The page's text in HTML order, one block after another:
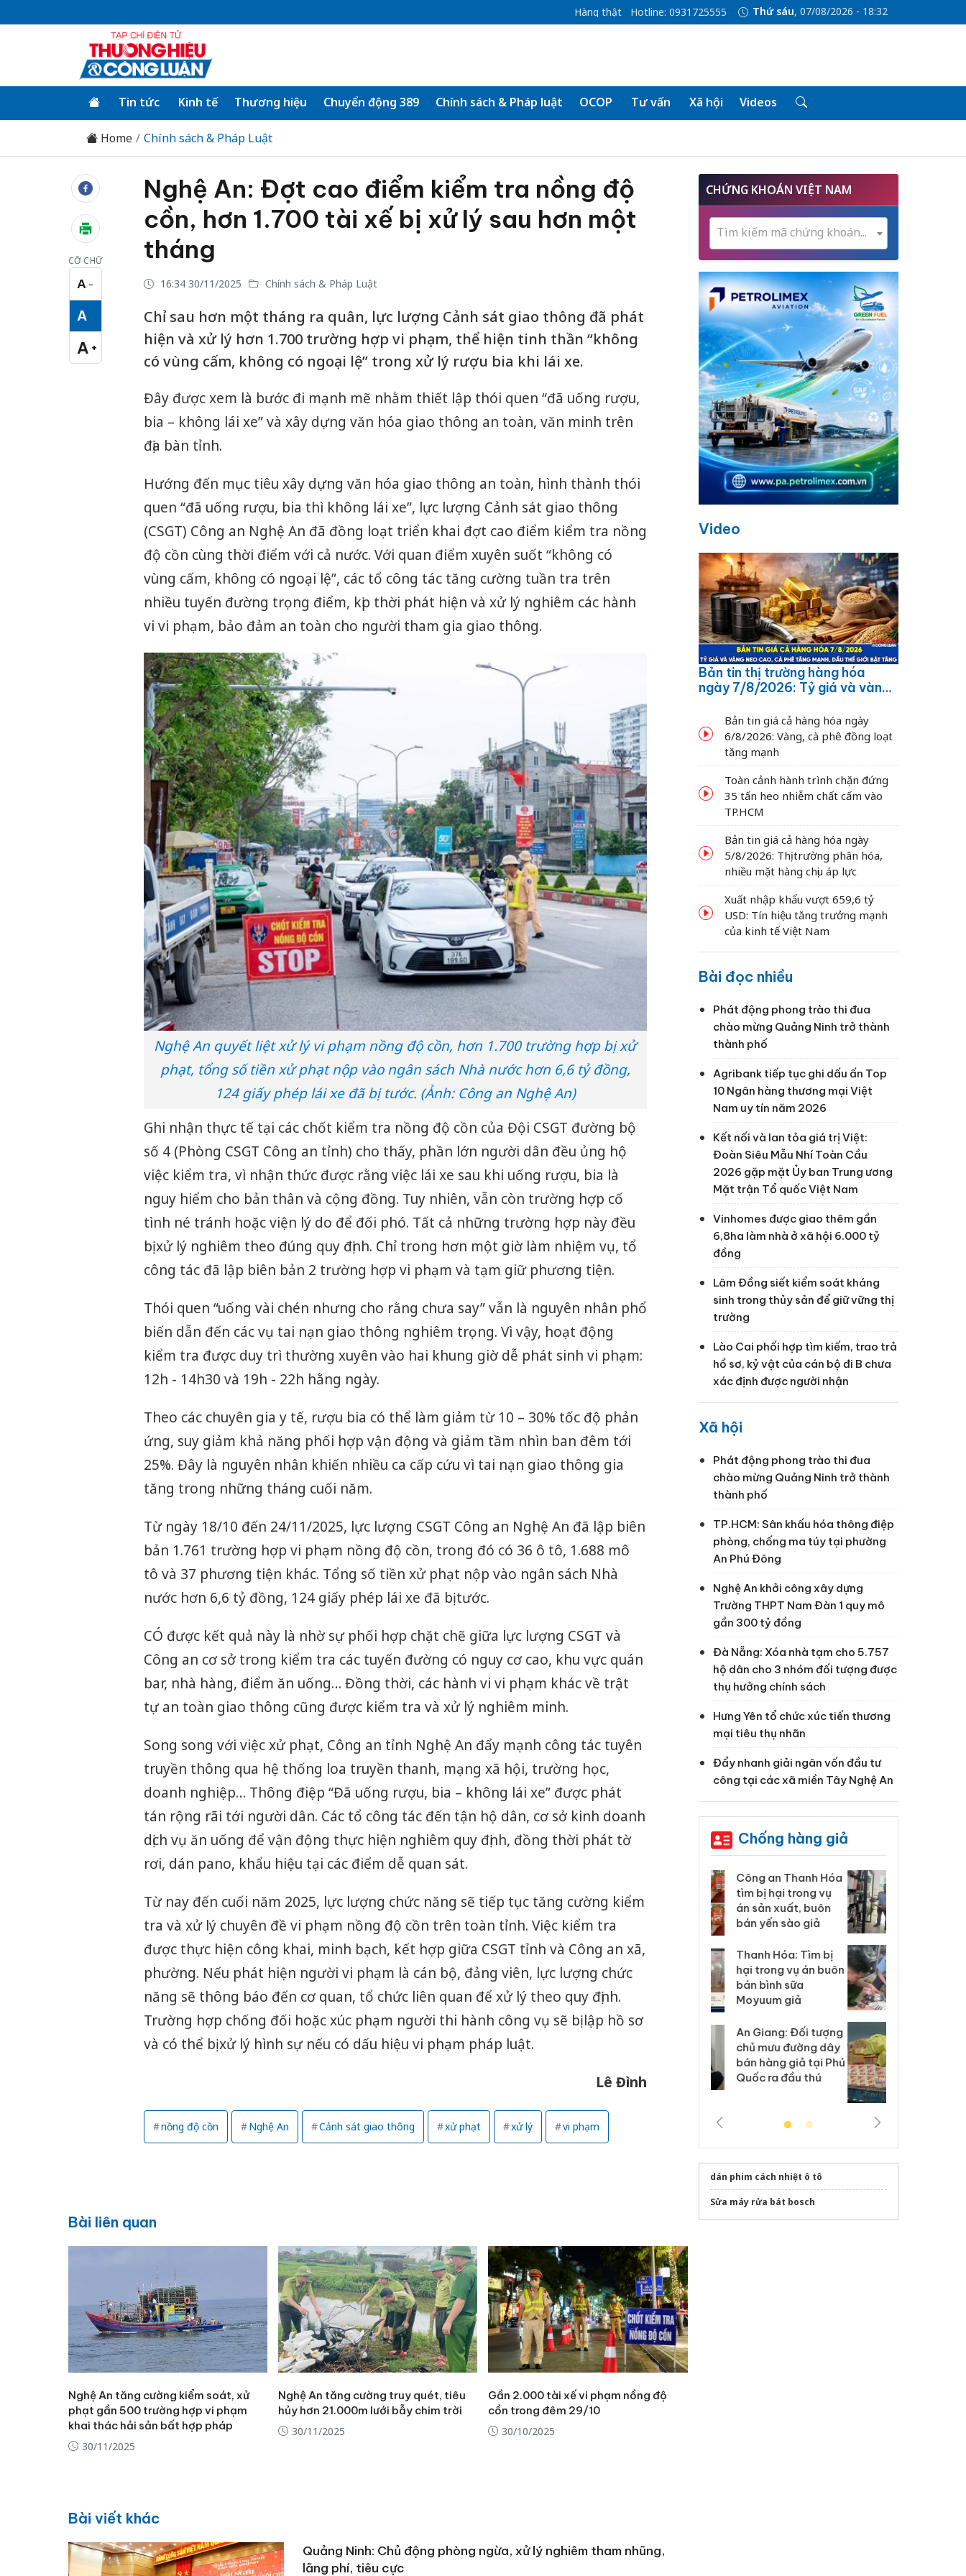
Hàng thật Hotline: 0931725555 Thứ sáu, 07/08/2026 - 18:32
Tin tức Kinh tế Thương hiệu Chuyển động 389 Chính sách & Pháp luật OCOP Tư vấn Xã hội Videos
Home Chính sách & Pháp Luật
CỠ CHỮ
A −
Cỡ chữ nhỏ
A
Cỡ chữ vừa
A +
Cỡ chữ lớn
Nghệ An: Đợt cao điểm kiểm tra nồng độ
cồn, hơn 1.700 tài xế bị xử lý sau hơn một
tháng
16:34 30/11/2025 Chính sách & Pháp Luật
Chỉ sau hơn một tháng ra quân, lực lượng Cảnh sát giao thông đã phát
hiện và xử lý hơn 1.700 trường hợp vi phạm, thể hiện tinh thần “không
có vùng cấm, không có ngoại lệ” trong xử lý rượu bia khi lái xe.
Đây được xem là bước đi mạnh mẽ nhằm thiết lập thói quen “đã uống rượu,
bia – không lái xe” và xây dựng văn hóa giao thông an toàn, văn minh trên
địa bàn tỉnh.
Hướng đến mục tiêu xây dựng văn hóa giao thông an toàn, hình thành thói
quen “đã uống rượu, bia thì không lái xe”, lực lượng Cảnh sát giao thông
(CSGT) Công an Nghệ An đã đồng loạt triển khai đợt cao điểm kiểm tra nồng
độ cồn cùng thời điểm với cả nước. Với quan điểm xuyên suốt “không có
vùng cấm, không có ngoại lệ”, các tổ công tác tăng cường tuần tra trên
nhiều tuyến đường trọng điểm, kịp thời phát hiện và xử lý nghiêm các hành
vi vi phạm, bảo đảm an toàn cho người tham gia giao thông.
Nghệ An quyết liệt xử lý vi phạm nồng độ cồn, hơn 1.700 trường hợp bị xử
phạt, tổng số tiền xử phạt nộp vào ngân sách Nhà nước hơn 6,6 tỷ đồng,
124 giấy phép lái xe đã bị tước. (Ảnh: Công an Nghệ An)
Ghi nhận thực tế tại các chốt kiểm tra nồng độ cồn của Đội CSGT đường bộ
số 4 (Phòng CSGT Công an tỉnh) cho thấy, phần lớn người dân đều ủng hộ
việc kiểm tra, vì nhận thức được rằng việc lái xe sau khi uống rượu, bia là
nguy hiểm cho bản thân và cộng đồng. Tuy nhiên, vẫn còn trường hợp cố
tình né tránh hoặc viện lý do để đối phó. Tất cả những trường hợp này đều
bị xử lý nghiêm theo đúng quy định. Chỉ trong hơn một giờ làm nhiệm vụ, tổ
công tác đã lập biên bản 2 trường hợp vi phạm và tạm giữ phương tiện.
Thói quen “uống vài chén nhưng cho rằng chưa say” vẫn là nguyên nhân phổ
biến dẫn đến các vụ tai nạn giao thông nghiêm trọng. Vì vậy, hoạt động
kiểm tra được duy trì thường xuyên vào hai khung giờ dễ phát sinh vi phạm:
12h - 14h30 và 19h - 22h hằng ngày.
Theo các chuyên gia y tế, rượu bia có thể làm giảm từ 10 – 30% tốc độ phản
ứng, suy giảm khả năng phối hợp vận động và giảm tầm nhìn ban đêm tới
25%. Đây là nguyên nhân khiến nhiều ca cấp cứu vì tai nạn giao thông gia
tăng trong những tháng cuối năm.
Từ ngày 18/10 đến 24/11/2025, lực lượng CSGT Công an Nghệ An đã lập biên
bản 1.761 trường hợp vi phạm nồng độ cồn, trong đó có 36 ô tô, 1.688 mô
tô và 37 phương tiện khác. Tổng số tiền xử phạt nộp vào ngân sách Nhà
nước hơn 6,6 tỷ đồng, 124 giấy phép lái xe đã bị tước.
CÓ được kết quả này là nhờ sự phối hợp chặt chẽ giữa lực lượng CSGT và
Công an cơ sở trong kiểm tra các tuyến đường có nguy cơ cao, khu vực quán
bar, nhà hàng, điểm ăn uống… Đồng thời, các hành vi vi phạm khác về trật
tự an toàn giao thông cũng được kiểm tra và xử lý nghiêm minh.
Song song với việc xử phạt, Công an tỉnh Nghệ An đẩy mạnh công tác tuyên
truyền thông qua hệ thống loa truyền thanh, mạng xã hội, trường học,
doanh nghiệp… Thông điệp “Đã uống rượu, bia – không lái xe” được phát
tán rộng rãi tới người dân. Các tổ công tác đến tận hộ dân, cơ sở kinh doanh
dịch vụ ăn uống để vận động thực hiện nghiêm quy định, đồng thời phát tờ
rơi, dán pano, khẩu hiệu tại các điểm dễ quan sát.
Từ nay đến cuối năm 2025, lực lượng chức năng sẽ tiếp tục tăng cường kiểm
tra và xử lý chuyên đề vi phạm nồng độ cồn trên toàn tỉnh. Việc kiểm tra
được thực hiện công khai, minh bạch, kết hợp giữa CSGT tỉnh và Công an xã,
phường. Nếu phát hiện người vi phạm là cán bộ, đảng viên, lực lượng chức
năng sẽ thông báo đến cơ quan, tổ chức liên quan để xử lý theo quy định.
Trường hợp chống đối hoặc xúc phạm người thi hành công vụ sẽ bị lập hồ sơ
và có thể bị xử lý hình sự nếu có dấu hiệu vi phạm pháp luật.
Lê Đình
nồng độ cồn Nghệ An Cảnh sát giao thông xử phạt xử lý vi phạm
Bài liên quan
Nghệ An tăng cường kiểm soát, xử
phạt gần 500 trường hợp vi phạm
khai thác hải sản bất hợp pháp
30/11/2025
Nghệ An tăng cường truy quét, tiêu
hủy hơn 21.000m lưới bẫy chim trời
30/11/2025
Gần 2.000 tài xế vi phạm nồng độ
cồn trong đêm 29/10
30/10/2025
Bài viết khác
Quảng Ninh: Chủ động phòng ngừa, xử lý nghiêm tham nhũng,
lãng phí, tiêu cực
CHỨNG KHOÁN VIỆT NAM
Tìm kiếm mã chứng khoán...
Video
Bản tin thị trường hàng hóa
ngày 7/8/2026: Tỷ giá và vàng
dầu thế giới bật tăng
Bản tin giá cả hàng hóa ngày
6/8/2026: Vàng, cà phê đồng loạt
tăng mạnh
Toàn cảnh hành trình chặn đứng
35 tấn heo nhiễm chất cấm vào
TP.HCM
Bản tin giá cả hàng hóa ngày
5/8/2026: Thị trường phân hóa,
nhiều mặt hàng chịu áp lực
Xuất nhập khẩu vượt 659,6 tỷ
USD: Tín hiệu tăng trưởng mạnh
của kinh tế Việt Nam
Bài đọc nhiều
Phát động phong trào thi đua
chào mừng Quảng Ninh trở thành
thành phố
Agribank tiếp tục ghi dấu ấn Top
10 Ngân hàng thương mại Việt
Nam uy tín năm 2026
Kết nối và lan tỏa giá trị Việt:
Đoàn Siêu Mẫu Nhí Toàn Cầu
2026 gặp mặt Ủy ban Trung ương
Mặt trận Tổ quốc Việt Nam
Vinhomes được giao thêm gần
6,8ha làm nhà ở xã hội 6.000 tỷ
đồng
Lâm Đồng siết kiểm soát kháng
sinh trong thủy sản để giữ vững thị
trường
Lào Cai phối hợp tìm kiếm, trao trả
hồ sơ, kỷ vật của cán bộ đi B chưa
xác định được người nhận
Xã hội
Phát động phong trào thi đua
chào mừng Quảng Ninh trở thành
thành phố
TP.HCM: Sân khấu hóa thông điệp
phòng, chống ma túy tại phường
An Phú Đông
Nghệ An khởi công xây dựng
Trường THPT Nam Đàn 1 quy mô
gần 300 tỷ đồng
Đà Nẵng: Xóa nhà tạm cho 5.757
hộ dân cho 3 nhóm đối tượng được
thụ hưởng chính sách
Hưng Yên tổ chức xúc tiến thương
mại tiêu thụ nhãn
Đẩy nhanh giải ngân vốn đầu tư
công tại các xã miền Tây Nghệ An
Chống hàng giả
tìm bị hại trong vụ
án sản xuất, buôn
bán yến sào giả
Thanh Hóa: Tìm bị
hại trong vụ án buôn
Moyuum giả
Quốc ra đầu thú
Lào Cai xử lý 83 vụ vi
phạm thương mại
trong tháng 7
Hưng Yên: Xử lý 6 hộ
kinh doanh bán hàng
giả mạo nhãn hiệu
Adidas, Nike
Cà Mau: Tiêu hủy
công khai hàng ngàn
sản phẩm nhập lậu,
bảo vệ môi trường
dán phim cách nhiệt ô tô
Sửa máy rửa bát bosch